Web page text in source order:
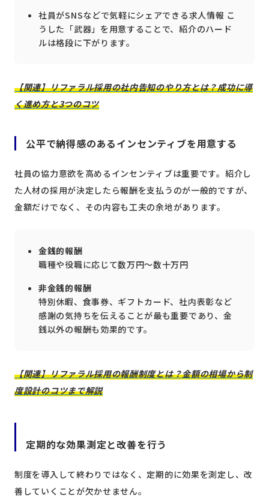
社員がSNSなどで気軽にシェアできる求人情報 こ
うした「武器」を用意することで、紹介のハード
ルは格段に下がります。
【関連】リファラル採用の社内告知のやり方とは？成功に導
く進め方と3つのコツ
公平で納得感のあるインセンティブを用意する
社員の協力意欲を高めるインセンティブは重要です。紹介し
た人材の採用が決定したら報酬を支払うのが一般的ですが、
金額だけでなく、その内容も工夫の余地があります。
金銭的報酬
職種や役職に応じて数万円～数十万円
非金銭的報酬
特別休暇、食事券、ギフトカード、社内表彰など
感謝の気持ちを伝えることが最も重要であり、金
銭以外の報酬も効果的です。
【関連】リファラル採用の報酬制度とは？金額の相場から制
度設計のコツまで解説
定期的な効果測定と改善を行う
制度を導入して終わりではなく、定期的に効果を測定し、改
善していくことが欠かせません。